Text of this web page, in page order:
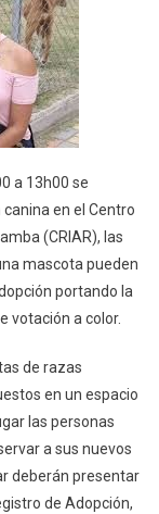
Anuncia
Campaña
De
Adopción
Canina
a 13h00 se
en el Centro
(CRIAR), las
mascota pueden
portando la
votación a color.
de razas
en un espacio
las personas
a sus nuevos
deberán presentar
de Adopción,